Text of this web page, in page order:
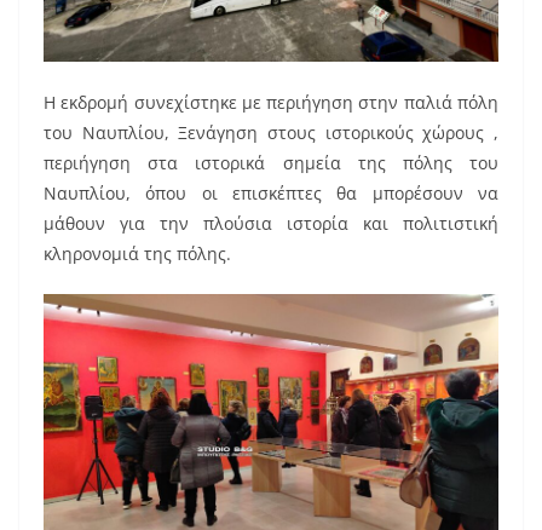
Η εκδρομή συνεχίστηκε με περιήγηση στην παλιά πόλη
του Ναυπλίου, Ξενάγηση στους ιστορικούς χώρους ,
περιήγηση στα ιστορικά σημεία της πόλης του
Ναυπλίου, όπου οι επισκέπτες θα μπορέσουν να
μάθουν για την πλούσια ιστορία και πολιτιστική
κληρονομιά της πόλης.